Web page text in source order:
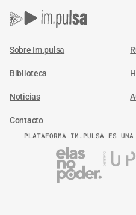
Sobre Im.pulsa
Biblioteca
Noticias
Contacto
PLATAFORMA IM.PULSA ES